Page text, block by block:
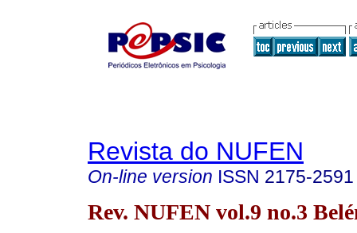
Revista do NUFEN
On-line version ISSN 2175-2591
Rev. NUFEN vol.9 no.3